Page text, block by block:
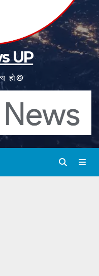
UP
हो©